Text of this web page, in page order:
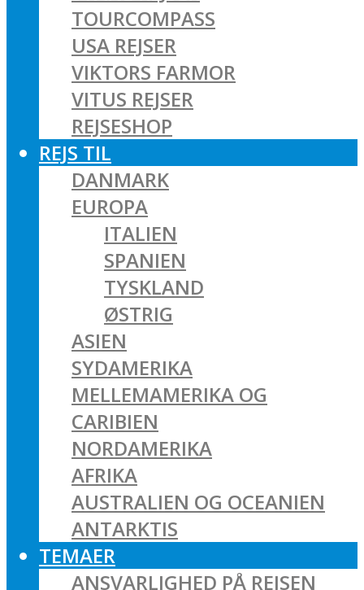
TOURCOMPASS
USA REJSER
VIKTORS FARMOR
VITUS REJSER
REJSESHOP
REJS TIL
DANMARK
EUROPA
ITALIEN
SPANIEN
TYSKLAND
ØSTRIG
ASIEN
SYDAMERIKA
MELLEMAMERIKA OG
CARIBIEN
NORDAMERIKA
AFRIKA
AUSTRALIEN OG OCEANIEN
ANTARKTIS
TEMAER
ANSVARLIGHED PÅ REJSEN